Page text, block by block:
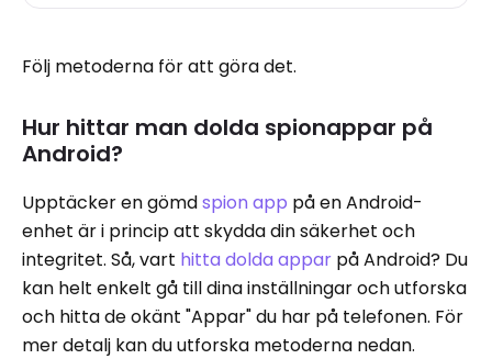
Följ metoderna för att göra det.
Hur hittar man dolda spionappar på
Android?
Upptäcker en gömdspion app på en Android-
enhet är i princip att skydda din säkerhet och
integritet. Så, vart hitta dolda appar på Android? Du
kan helt enkelt gå till dina inställningar och utforska
och hitta de okänt "Appar" du har på telefonen. För
mer detalj kan du utforska metoderna nedan.